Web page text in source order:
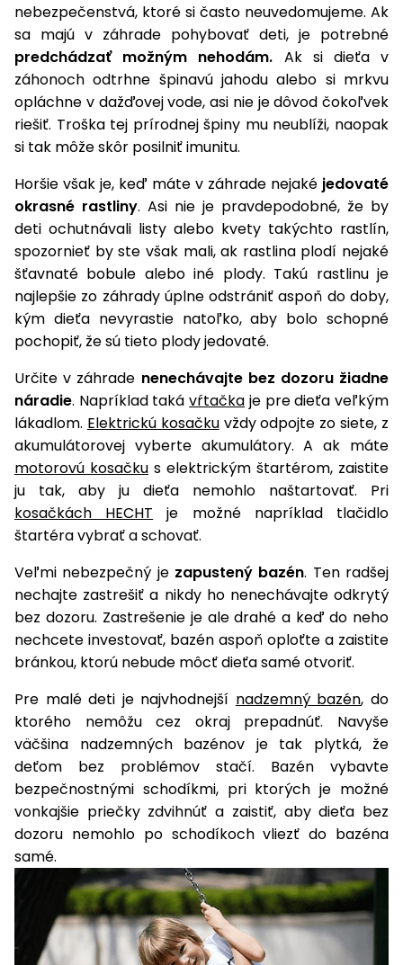
Náhradné
nože
Vidly
Štiepačky
dreva
Drviče
vetiev
Špalíkovače
Fukáre a
vysávače
na lístie
Záhradné
vozíky
Fúriky
Rozmetadlá
a posypové
vozíky
Čerpadlá
a
vodárne
Vysokotlakové
umývačky
Zametacie
stroje
Snežné
frézy
Odhŕňače
a lopaty
na sneh
Postrekovače
a rosiče
Príslušenstvo
boxy
Ochrana
rastlín
Záhradné
koše
Krhly
obrubníky
Tieniace
textílie
Odpudzovače
a pasce
Príslušenstvo
stoly
Vibračné
dosky
Transportéry
na
betón
prístroje
Nabíjačky
autobatérií
Navijaky
Príslušenstvo
Bagre
Seniorské
vozíky
Prilby
nebezpečenstvá, ktoré si často neuvedomujeme. Ak
sa majú v záhrade pohybovať deti, je potrebné
predchádzať možným nehodám. Ak si dieťa v
záhonoch odtrhne špinavú jahodu alebo si mrkvu
opláchne v dažďovej vode, asi nie je dôvod čokoľvek
riešiť. Troška tej prírodnej špiny mu neublíži, naopak
si tak môže skôr posilniť imunitu.
Horšie však je, keď máte v záhrade nejaké jedovaté
okrasné rastliny. Asi nie je pravdepodobné, že by
deti ochutnávali listy alebo kvety takýchto rastlín,
spozornieť by ste však mali, ak rastlina plodí nejaké
šťavnaté bobule alebo iné plody. Takú rastlinu je
najlepšie zo záhrady úplne odstrániť aspoň do doby,
kým dieťa nevyrastie natoľko, aby bolo schopné
pochopiť, že sú tieto plody jedovaté.
Určite v záhrade nenechávajte bez dozoru žiadne
náradie. Napríklad takávŕtačka je pre dieťa veľkým
lákadlom. Elektrickú kosačkuvždy odpojte zo siete, z
akumulátorovej vyberte akumulátory. A ak máte
motorovú kosačku s elektrickým štartérom, zaistite
ju tak, aby ju dieťa nemohlo naštartovať. Pri
kosačkách HECHT je možné napríklad tlačidlo
štartéra vybrať a schovať.
Veľmi nebezpečný je zapustený bazén. Ten radšej
nechajte zastrešiť a nikdy ho nenechávajte odkrytý
bez dozoru. Zastrešenie je ale drahé a keď do neho
nechcete investovať, bazén aspoň oploťte a zaistite
bránkou, ktorú nebude môcť dieťa samé otvoriť.
Pre malé deti je najvhodnejší nadzemný bazén, do
ktorého nemôžu cez okraj prepadnúť. Navyše
väčšina nadzemných bazénov je tak plytká, že
deťom bez problémov stačí. Bazén vybavte
bezpečnostnými schodíkmi, pri ktorých je možné
vonkajšie priečky zdvihnúť a zaistiť, aby dieťa bez
dozoru nemohlo po schodíkoch vliezť do bazéna
samé.